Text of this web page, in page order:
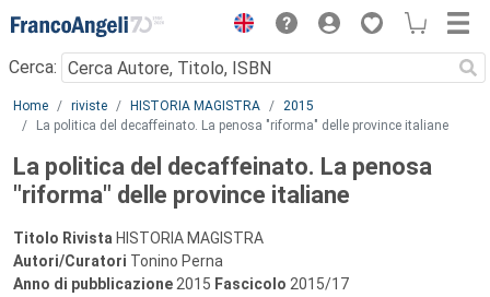
Menu
Cerca:
Main content
Home riviste HISTORIA MAGISTRA
2015
La politica del decaffeinato. La penosa "riforma" delle province italiane
La politica del decaffeinato. La penosa
"riforma" delle province italiane
Titolo Rivista HISTORIA MAGISTRA
Autori/Curatori Tonino Perna
Anno di pubblicazione 2015 Fascicolo 2015/17